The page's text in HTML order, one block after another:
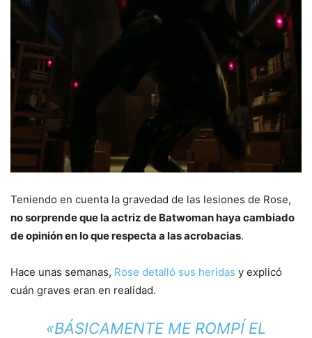
Teniendo en cuenta la gravedad de las lesiones de Rose,
no sorprende que la actriz de Batwoman haya cambiado
de opinión en lo que respecta a las acrobacias.
Hace unas semanas, Rose detalló sus heridas y explicó
cuán graves eran en realidad.
«BÁSICAMENTE ME ROMPÍ EL